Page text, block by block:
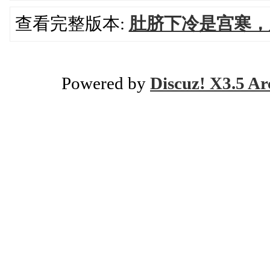
查看完整版本: 肚脐下冷是宫寒
Powered by Discuz! X3.5